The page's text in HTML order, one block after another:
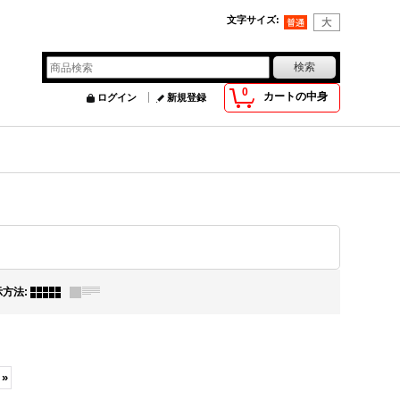
文字サイズ:
0 カートの中身
ログイン 新規登録
方法:
»